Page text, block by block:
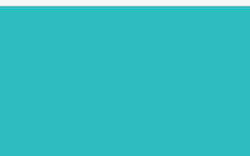
sajtu su dio naše ponude i ne